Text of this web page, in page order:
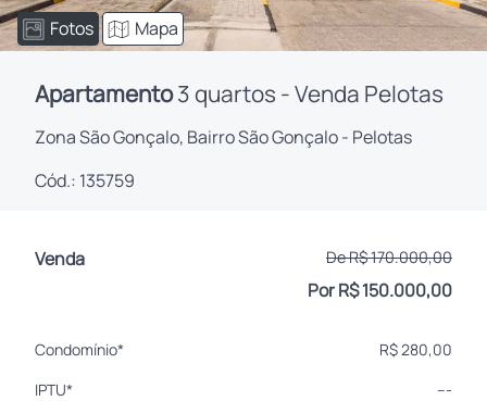
Fotos Mapa
Apartamento3 quartos - Venda Pelotas
Zona São Gonçalo, Bairro São Gonçalo - Pelotas
Cód.: 135759
Venda De R$ 170.000,00
Por R$ 150.000,00
Condomínio*
R$ 280,00
IPTU*
---